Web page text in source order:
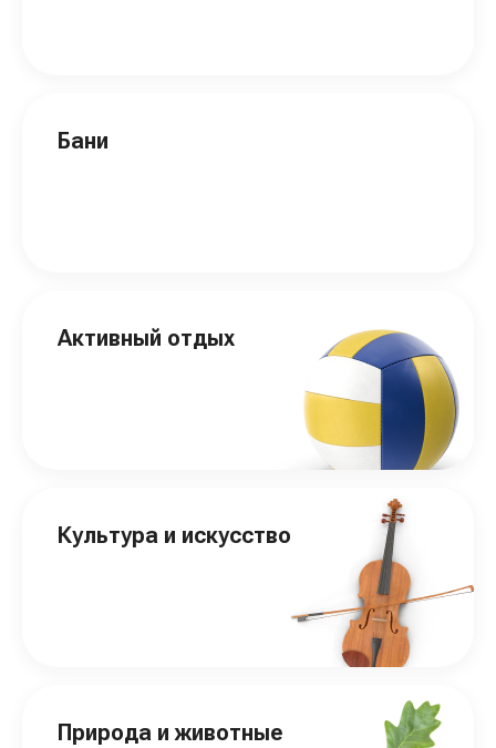
Бани
Активный отдых
Культура и искусство
Природа и животные